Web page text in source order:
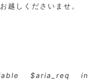
越しくださいませ。
$aria_req in